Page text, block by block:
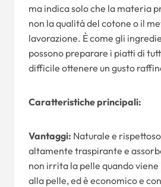
ma indica solo che la materia
non la qualità del cotone o il
lavorazione. È come gli
possono preparare i piatti di
difficile ottenere un gusto
Caratteristiche principali:
Vantaggi: Naturale e
altamente traspirante e
non irrita la pelle quando
alla pelle, ed è economico e